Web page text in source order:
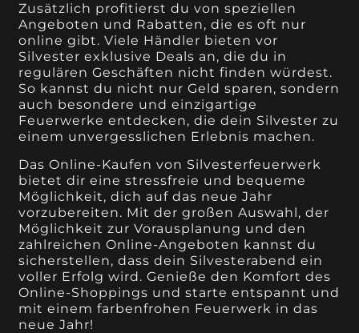
Zusätzlich profitierst du von speziellen
Angeboten und Rabatten, die es oft nur
online gibt. Viele Händler bieten vor
Silvester exklusive Deals an, die du in
regulären Geschäften nicht finden würdest.
So kannst du nicht nur Geld sparen, sondern
auch besondere und einzigartige
Feuerwerke entdecken, die dein Silvester zu
einem unvergesslichen Erlebnis machen.
Das Online-Kaufen von Silvesterfeuerwerk
bietet dir eine stressfreie und bequeme
Möglichkeit, dich auf das neue Jahr
vorzubereiten. Mit der großen Auswahl, der
Möglichkeit zur Vorausplanung und den
zahlreichen Online-Angeboten kannst du
sicherstellen, dass dein Silvesterabend ein
voller Erfolg wird. Genieße den Komfort des
Online-Shoppings und starte entspannt und
mit einem farbenfrohen Feuerwerk in das
neue Jahr!